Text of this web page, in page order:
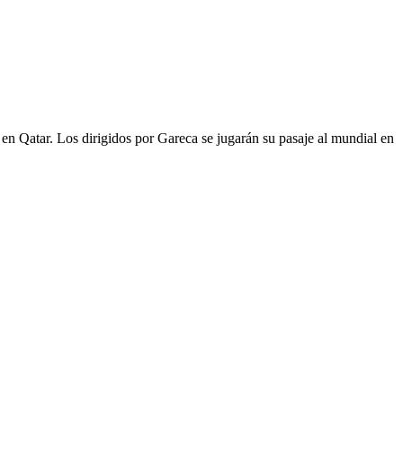
Qatar. Los dirigidos por Gareca se jugarán su pasaje al mundial en